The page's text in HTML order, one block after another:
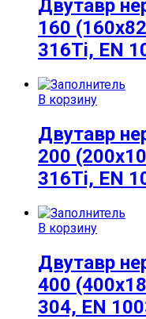
Двутавр
160
316Ti, EN
В корзину
Двутавр
200
316Ti, EN
В корзину
Двутавр
400
304, EN